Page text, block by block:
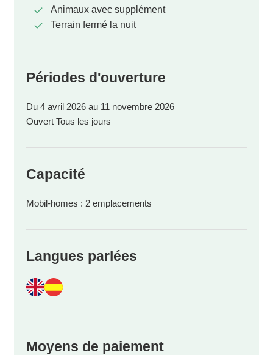
Animaux avec supplément
Terrain fermé la nuit
Périodes d'ouverture
Du 4 avril 2026 au 11 novembre 2026
Ouvert Tous les jours
Capacité
Mobil-homes : 2 emplacements
Langues parlées
Moyens de paiement